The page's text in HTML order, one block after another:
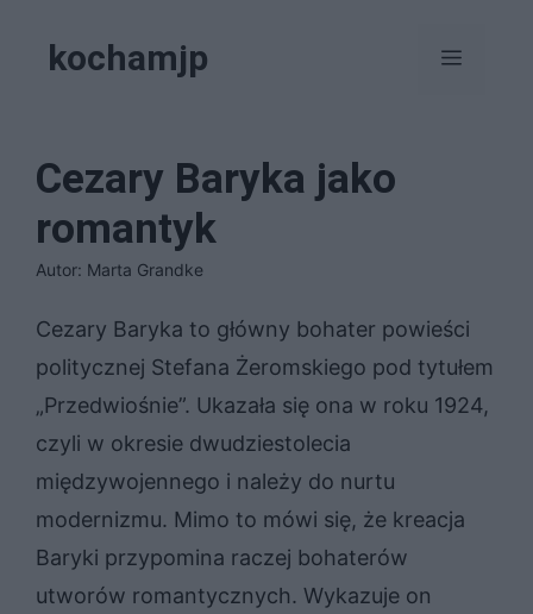
kochamjp Menu
Cezary Baryka jako
romantyk
Autor: Marta Grandke
Cezary Baryka to główny bohater powieści
politycznej Stefana Żeromskiego pod tytułem
„Przedwiośnie”. Ukazała się ona w roku 1924,
czyli w okresie dwudziestolecia
międzywojennego i należy do nurtu
modernizmu. Mimo to mówi się, że kreacja
Baryki przypomina raczej bohaterów
utworów romantycznych. Wykazuje on